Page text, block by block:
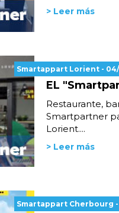
> Leer más
Smartappart Lorient -
EL
Restaurante,
Smartpartner
Lorient....
> Leer más
Smartappart Cherbourg